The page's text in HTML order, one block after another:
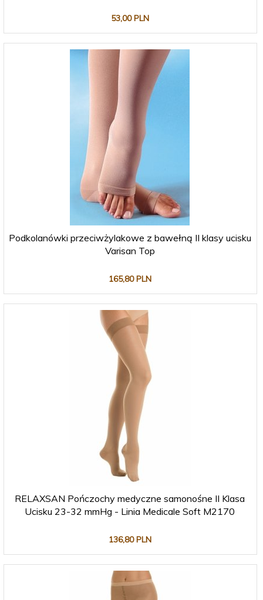
53,00 PLN
Podkolanówki przeciwżylakowe z bawełną II klasy ucisku
Varisan Top
165,80 PLN
RELAXSAN Pończochy medyczne samonośne II Klasa
Ucisku 23-32 mmHg - Linia Medicale Soft M2170
136,80 PLN